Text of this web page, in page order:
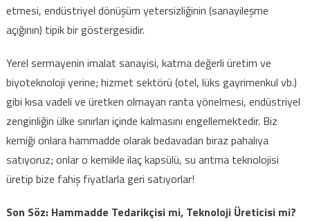
etmesi, endüstriyel dönüşüm yetersizliğinin (sanayileşme
açığının) tipik bir göstergesidir.
Yerel sermayenin imalat sanayisi, katma değerli üretim ve
biyoteknoloji yerine; hizmet sektörü (otel, lüks gayrimenkul vb.)
gibi kısa vadeli ve üretken olmayan ranta yönelmesi, endüstriyel
zenginliğin ülke sınırları içinde kalmasını engellemektedir. Biz
kemiği onlara hammadde olarak bedavadan biraz pahalıya
satıyoruz; onlar o kemikle ilaç kapsülü, su arıtma teknolojisi
üretip bize fahiş fiyatlarla geri satıyorlar!
Son Söz: Hammadde Tedarikçisi mi, Teknoloji Üreticisi mi?